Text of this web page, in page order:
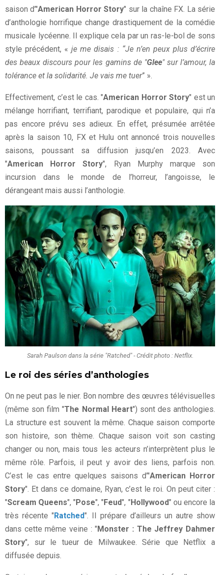
saison d’"American Horror Story" sur la chaîne FX. La série
d’anthologie horrifique change drastiquement de la comédie
musicale lycéenne. Il explique cela par un ras-le-bol de sons
style précédent, «je me disais : “Je n’en peux plus d’écrire
des beaux discours pour les gamins de "Glee" sur l’amour, la
tolérance et la solidarité. Je vais me tuer” ».
Effectivement, c’est le cas. "American Horror Story" est un
mélange horrifiant, terrifiant, parodique et populaire, qui n’a
pas encore prévu ses adieux. En effet, présumée arrêtée
après la saison 10, FX et Hulu ont annoncé trois nouvelles
saisons, poussant sa diffusion jusqu’en 2023. Avec
"American Horror Story", Ryan Murphy marque son
incursion dans le monde de l’horreur, l’angoisse, le
dérangeant mais aussi l’anthologie.
Sarah Paulson dans la série "Ratched" - Crédit photo : Netflix.
Le roi des séries d’anthologies
On ne peut pas le nier. Bon nombre des œuvres télévisuelles
(même son film "The Normal Heart") sont des anthologies.
La structure est souvent la même. Chaque saison comporte
son histoire, son thème. Chaque saison voit son casting
changer ou non, mais tous les acteurs n’interprètent plus le
même rôle. Parfois, il peut y avoir des liens, parfois non.
C’est le cas entre quelques saisons d’"American Horror
Story". Et dans ce domaine, Ryan, c’est le roi. On peut citer :
"Scream Queens", " Pose", " Feud", " Hollywood" ou encore la
très récente " Ratched". Il prépare d’ailleurs un autre show
dans cette même veine : " Monster : The Jeffrey Dahmer
Story", sur le tueur de Milwaukee. Série que Netflix a
diffusée depuis.